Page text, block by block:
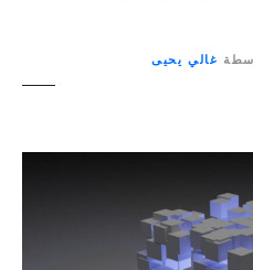
غالي يحيى